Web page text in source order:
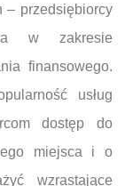
– przedsiębiorcy
w zakresie
finansowego.
usług
dostęp do
miejsca i o
wzrastające